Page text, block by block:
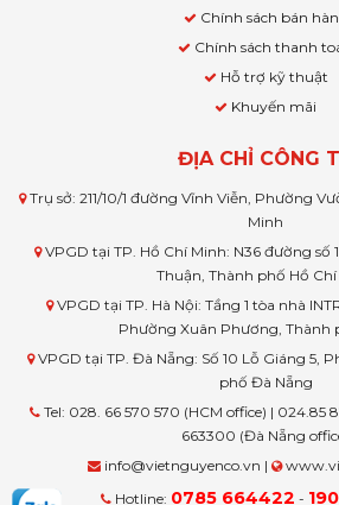
Chính sách bán
Chính sách thanh
Hỗ trợ kỹ thuật
Khuyến mãi
ĐỊA CHỈ CÔNG
Trụ sở: 211/10/1 đường Vĩnh Viễn, Phường
Minh
VPGD tại TP. Hồ Chí Minh: N36 đường số
Thuận, Thành phố Hồ
VPGD tại TP. Hà Nội: Tầng 1 tòa nhà
Phường Xuân Phương, Thành
VPGD tại TP. Đà Nẵng: Số 10 Lỗ Giáng 5,
phố Đà Nẵng
Tel: 028. 66 570 570 (HCM office) | 024.85
663300 (Đà Nẵng
info@vietnguyenco.vn |
Hotline: 0785 664422 -